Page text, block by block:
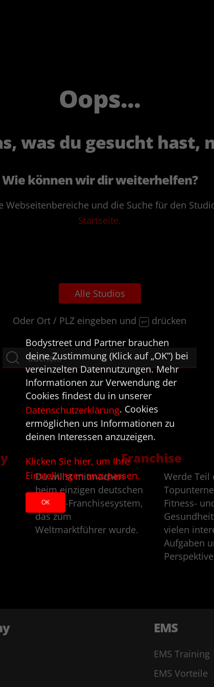
Oops...
was du gesucht hast,
Wie können wir dir weiterhelfen?
und die Suche für den
Startseite.
Alle Studios
Oder Ort / PLZ eingeben und drücken
Franchise
Du willst mitmachen
beim einzigen deutschen
Fitness-Franchisesystem,
das zum
Weltmarktführer wurde.
Werde Teil
Fitness-
vielen
Aufgaben
EMS
EMS Training
EMS Vorteile
Bodystreet und Partner brauchen
deine Zustimmung (Klick auf „OK”) bei
vereinzelten Datennutzungen. Mehr
Informationen zur Verwendung der
Cookies findest du in unserer
Datenschutzerklärung. Cookies
ermöglichen uns Informationen zu
deinen Interessen anzuzeigen.
Klicken Sie hier, um Ihre
Einstellungen anzupassen.
OK